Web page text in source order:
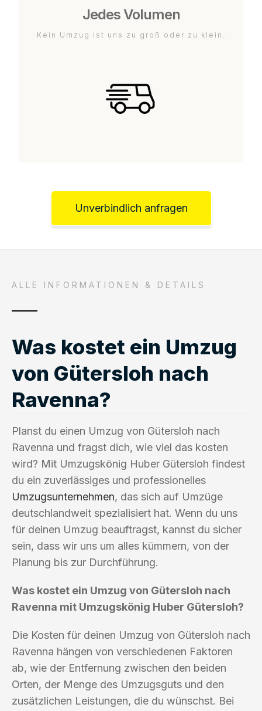
Jedes Volumen
Kein Umzug ist uns zu groß oder zu klein.
Unverbindlich anfragen
ALLE INFORMATIONEN & DETAILS
Was kostet ein Umzug
von Gütersloh nach
Ravenna?
Planst du einen Umzug von Gütersloh nach
Ravenna und fragst dich, wie viel das kosten
wird? Mit Umzugskönig Huber Gütersloh findest
du ein zuverlässiges und professionelles
Umzugsunternehmen, das sich auf Umzüge
deutschlandweit spezialisiert hat. Wenn du uns
für deinen Umzug beauftragst, kannst du sicher
sein, dass wir uns um alles kümmern, von der
Planung bis zur Durchführung.
Was kostet ein Umzug von Gütersloh nach
Ravenna mit Umzugskönig Huber Gütersloh?
Die Kosten für deinen Umzug von Gütersloh nach
Ravenna hängen von verschiedenen Faktoren
ab, wie der Entfernung zwischen den beiden
Orten, der Menge des Umzugsguts und den
zusätzlichen Leistungen, die du wünschst. Bei